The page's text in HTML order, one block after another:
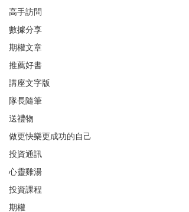
高手訪問
數據分享
期權文章
推薦好書
講座文字版
隊長隨筆
送禮物
做更快樂更成功的自己
投資通訊
心靈雞湯
投資課程
期權